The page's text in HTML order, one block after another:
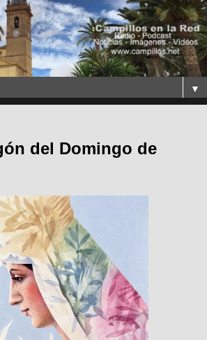
▼
del Domingo de